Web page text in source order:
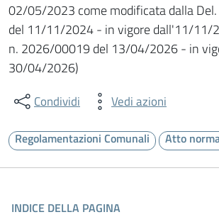
02/05/2023 come modificata dalla
del 11/11/2024 - in vigore dall'11/11/
n. 2026/00019 del 13/04/2026 - in
30/04/2026)
Condividi Vedi azioni
Regolamentazioni Comunali Atto
INDICE DELLA PAGINA